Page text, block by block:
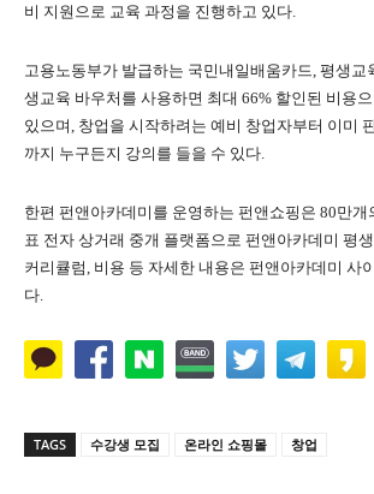
비 지원으로 교육 과정을 진행하고 있다.
고용노동부가 발급하는 국민내일배움카드, 평생교
생교육 바우처를 사용하면 최대 66% 할인된 비용
있으며, 창업을 시작하려는 예비 창업자부터 이미
까지 누구든지 강의를 들을 수 있다.
한편 펀앤아카데미를 운영하는 펀앤쇼핑은 80만개
표 전자 상거래 중개 플랫폼으로 펀앤아카데미 평
커리큘럼, 비용 등 자세한 내용은 펀앤아카데미 사
다.
TAGS 수강생 모집 온라인 쇼핑몰 창업